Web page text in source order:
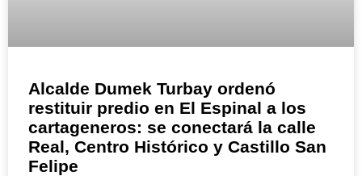
Alcalde Dumek Turbay ordenó
restituir predio en El Espinal a los
cartageneros: se conectará la calle
Real, Centro Histórico y Castillo San
Felipe